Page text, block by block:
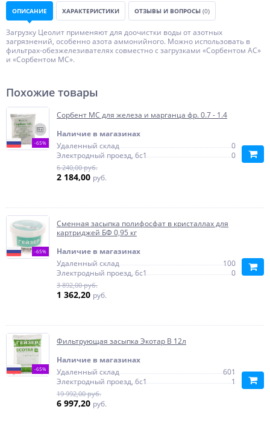
ОПИСАНИЕ ХАРАКТЕРИСТИКИ ОТЗЫВЫ И ВОПРОСЫ (0)
Загрузку Цеолит применяют для доочистки воды от азотных
загрязнений, особенно азота аммонийного. Можно использовать в
фильтрах-обезжелезивателях совместно с загрузками «Сорбентом АС»
и «Сорбентом МС».
Похожие товары
-65%
Сорбент МС для железа и марганца фр. 0.7 - 1.4
Наличие в магазинах
Удаленный склад
0
Электродный проезд, 6с1
0
6 240,00 руб.
2 184,00 руб.
-65%
Сменная засыпка полифосфат в кристаллах для
картриджей БФ 0,95 кг
Наличие в магазинах
Удаленный склад
100
Электродный проезд, 6с1
0
3 892,00 руб.
1 362,20 руб.
-65%
Фильтрующая засыпка Экотар B 12л
Наличие в магазинах
Удаленный склад
601
Электродный проезд, 6с1
1
19 992,00 руб.
6 997,20 руб.